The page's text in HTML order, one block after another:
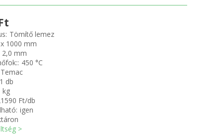
Tömítő lemez
1000 mm
2,0 mm
450 °C
Temac
1 db
kg
Ft/db
igen
>